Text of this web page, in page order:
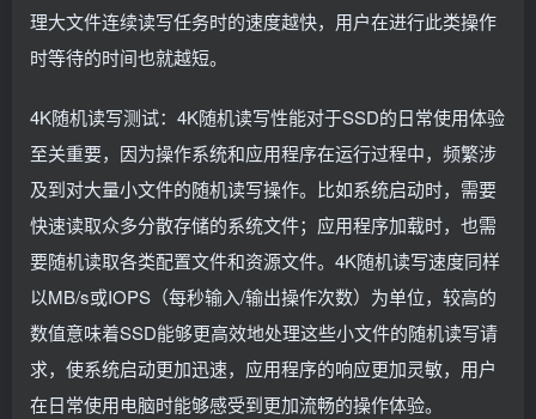
理大文件连续读写任务时的速度越快，用户在进行此类操作
时等待的时间也就越短。
4K随机读写测试：4K随机读写性能对于SSD的日常使用体验
至关重要，因为操作系统和应用程序在运行过程中，频繁涉
及到对大量小文件的随机读写操作。比如系统启动时，需要
快速读取众多分散存储的系统文件；应用程序加载时，也需
要随机读取各类配置文件和资源文件。4K随机读写速度同样
以MB/s或IOPS（每秒输入/输出操作次数）为单位，较高的
数值意味着SSD能够更高效地处理这些小文件的随机读写请
求，使系统启动更加迅速，应用程序的响应更加灵敏，用户
在日常使用电脑时能够感受到更加流畅的操作体验。